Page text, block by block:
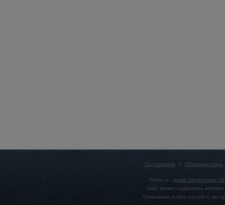
Соглашение | Обратная связь
Flado.ru - доска бесплатных
Сайт может содержать
Оплачивая услуги на сайте, вы